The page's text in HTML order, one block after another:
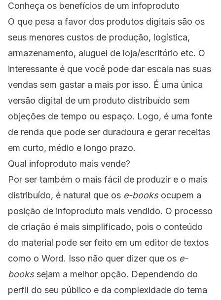
Conheça os benefícios de um infoproduto
O que pesa a favor dos produtos digitais são os
seus menores custos de produção, logística,
armazenamento, aluguel de loja/escritório etc. O
interessante é que você pode dar escala nas suas
vendas sem gastar a mais por isso. É uma única
versão digital de um produto distribuído sem
objeções de tempo ou espaço. Logo, é uma fonte
de renda que pode ser duradoura e gerar receitas
em curto, médio e longo prazo.
Qual infoproduto mais vende?
Por ser também o mais fácil de produzir e o mais
distribuído, é natural que os e-books ocupem a
posição de infoproduto mais vendido. O processo
de criação é mais simplificado, pois o conteúdo
do material pode ser feito em um editor de textos
como o Word. Isso não quer dizer que os e-
bookssejam a melhor opção. Dependendo do
perfil do seu público e da complexidade do tema